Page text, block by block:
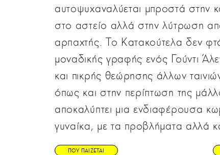
αυτοψυχαναλύεται μπροστά στην
στο αστείο αλλά στην λύτρωση
αρπαχτής. Το Κατακούτελα δεν
μοναδικής γραφής ενός Γούντι
και πικρής θεώρησης άλλων
όπως και στην περίπτωση της
αποκαλύπτει μια ενδιαφέρουσα
γυναίκα, με τα προβλήματα αλλά
ΠΟΥ ΠΑΙΖΕΤΑΙ